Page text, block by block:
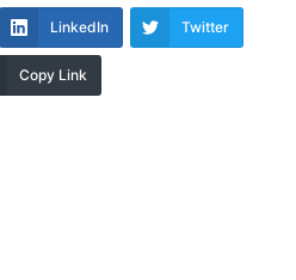
LinkedIn Twitter
Copy Link